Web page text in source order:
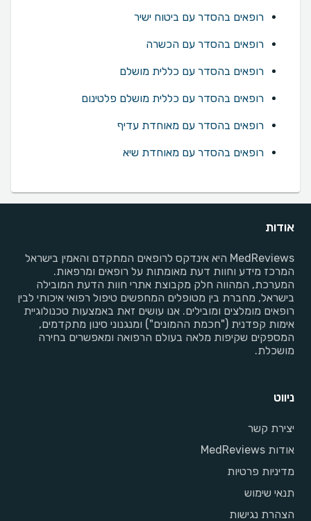
רופאים בהסדר עם ביטוח ישיר
רופאים בהסדר עם הכשרה
רופאים בהסדר עם כללית מושלם
רופאים בהסדר עם כללית מושלם פלטינום
רופאים בהסדר עם מאוחדת עדיף
רופאים בהסדר עם מאוחדת שיא
אודות
MedReviews היא אינדקס לרופאים המתקדם והאמין בישראל
המרכז מידע וחוות דעת מאומתות על רופאים ומרפאות.
המערכת, המהווה חלק מקבוצת אתרי חוות הדעת המובילה
בישראל, מחברת בין מטופלים המחפשים טיפול רפואי איכותי לבין
רופאים מומלצים ומובילים. אנו עושים זאת באמצעות טכנולוגיית
אימות קפדנית ("חכמת ההמונים") ומנגנוני סינון מתקדמים,
המספקים שקיפות מלאה בעולם הרפואה ומאפשרים בחירה
מושכלת.
ניווט
יצירת קשר
אודות MedReviews
מדיניות פרטיות
תנאי שימוש
הצהרת נגישות